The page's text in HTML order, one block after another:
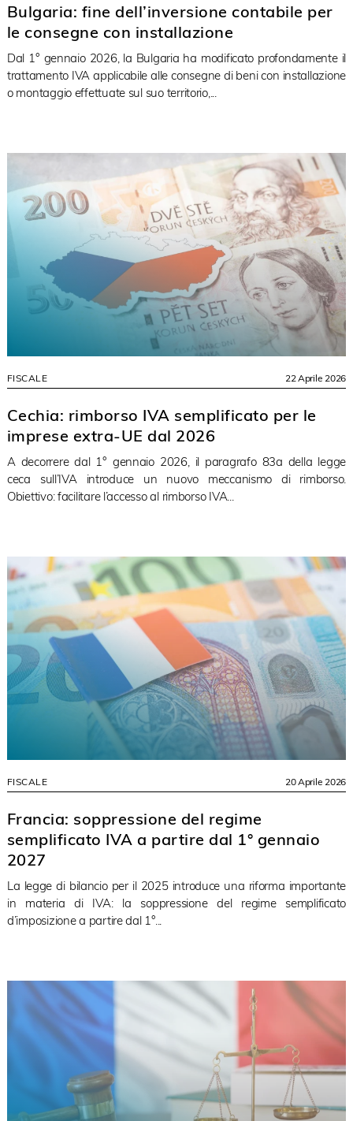
Bulgaria: fine dell’inversione contabile per
le consegne con installazione
Dal 1° gennaio 2026, la Bulgaria ha modificato profondamente il
trattamento IVA applicabile alle consegne di beni con installazione
o montaggio effettuate sul suo territorio,...
FISCALE 22 Aprile 2026
Cechia: rimborso IVA semplificato per le
imprese extra-UE dal 2026
A decorrere dal 1° gennaio 2026, il paragrafo 83a della legge
ceca sull’IVA introduce un nuovo meccanismo di rimborso.
Obiettivo: facilitare l’accesso al rimborso IVA...
FISCALE 20 Aprile 2026
Francia: soppressione del regime
semplificato IVA a partire dal 1° gennaio
2027
La legge di bilancio per il 2025 introduce una riforma importante
in materia di IVA: la soppressione del regime semplificato
d’imposizione a partire dal 1°...